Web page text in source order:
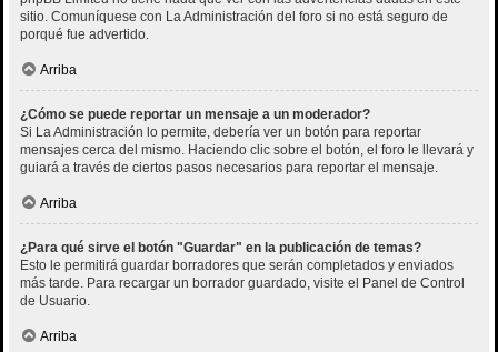
sitio. Comuníquese con La Administración del foro si no está seguro de
porqué fue advertido.
Arriba
¿Cómo se puede reportar un mensaje a un moderador?
Si La Administración lo permite, debería ver un botón para reportar
mensajes cerca del mismo. Haciendo clic sobre el botón, el foro le llevará y
guiará a través de ciertos pasos necesarios para reportar el mensaje.
Arriba
¿Para qué sirve el botón "Guardar" en la publicación de temas?
Esto le permitirá guardar borradores que serán completados y enviados
más tarde. Para recargar un borrador guardado, visite el Panel de Control
de Usuario.
Arriba